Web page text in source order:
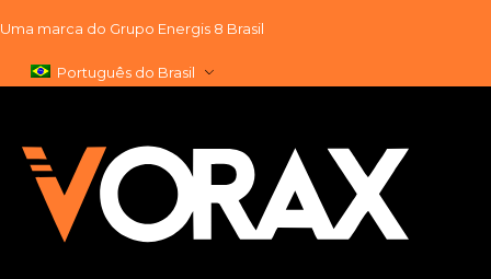
para
Uma marca do Grupo Energis 8 Brasil
Português do Brasil